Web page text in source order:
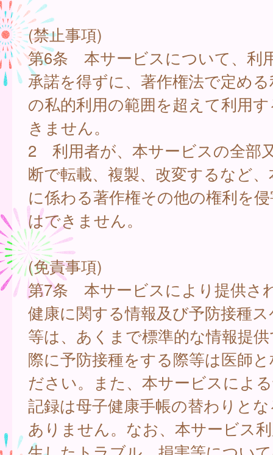
(禁止事項)
第6条 本サービスについて、利
承諾を得ずに、著作権法で定め
の私的利用の範囲を超えて利用
きません。
2 利用者が、本サービスの全部
断で転載、複製、改変するなど
に係わる著作権その他の権利を
はできません。
(免責事項)
第7条 本サービスにより提供さ
健康に関する情報及び予防接種
等は、あくまで標準的な情報提
際に予防接種をする際等は医師
ださい。また、本サービスによ
記録は母子健康手帳の替わりと
ありません。なお、本サービス